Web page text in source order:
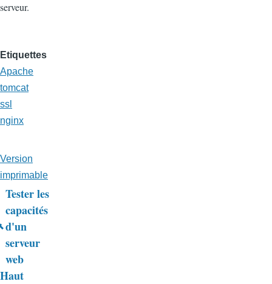
serveur.
Etiquettes
Apache
tomcat
ssl
nginx
Version
imprimable
Liens
transversaux
de
livre
Tester les
capacités
d'un
serveur
web
Haut